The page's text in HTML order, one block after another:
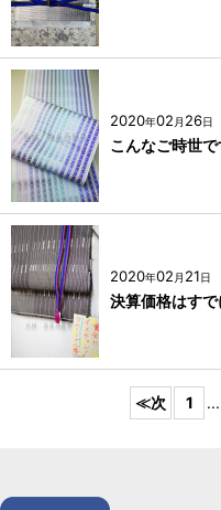
2020年02 月 26日
こんなご時世
2020年02 月 21日
決算価格はす
1 ...